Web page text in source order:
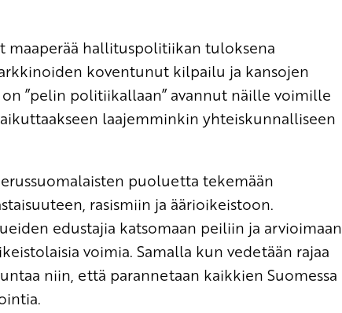
hallituspolitiikan tuloksena
koventunut kilpailu ja kansojen
”pelin politiikallaan” avannut näille voimille
laajemminkin yhteiskunnalliseen
puoluetta tekemään
rasismiin ja äärioikeistoon.
edustajia katsomaan peiliin ja arvioimaan
voimia. Samalla kun vedetään rajaa
niin, että parannetaan kaikkien Suomessa